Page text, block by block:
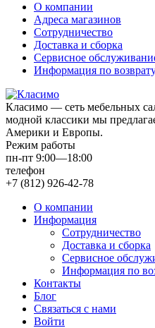
О компании
Адреса магазинов
Сотрудничество
Доставка и сборка
Сервисное
Информация по
Класимо — cеть мебельных
модной классики мы
Америки и Европы.
Режим работы
пн-пт 9:00—18:00
телефон
+7 (812) 926-42-78
О компании
Информация
Сотрудничество
Доставка и сборка
Сервисное
Информация по
Контакты
Блог
Связаться с нами
Войти